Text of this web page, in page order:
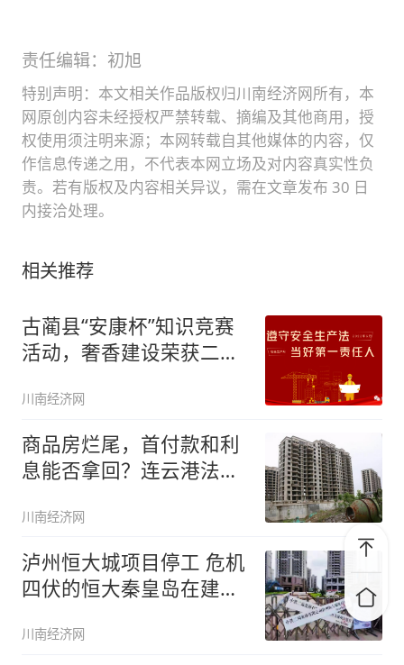
责任编辑：初旭
特别声明：本文相关作品版权归川南经济网所有，本
网原创内容未经授权严禁转载、摘编及其他商用，授
权使用须注明来源；本网转载自其他媒体的内容，仅
作信息传递之用，不代表本网立场及对内容真实性负
责。若有版权及内容相关异议，需在文章发布 30 日
内接洽处理。
相关推荐
古蔺县“安康杯”知识竞赛
活动，奢香建设荣获二等
川南经济网
商品房烂尾，首付款和利
息能否拿回？连云港法院
川南经济网
泸州恒大城项目停工 危机
四伏的恒大秦皇岛在建项
川南经济网